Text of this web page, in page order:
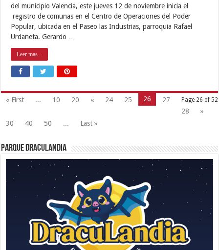
del municipio Valencia, este jueves 12 de noviembre inicia el
registro de comunas en el Centro de Operaciones del Poder
Popular, ubicada en el Paseo las Industrias, parroquia Rafael
Urdaneta. Gerardo …
Leer mas...
Page 26 of 52
« First ... 10 20 « 24 25 26
27
28
»
30
40 50 ... Last »
Parque Draculandia